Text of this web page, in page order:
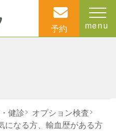
予約 menu
健診> オプション検査>
になる方、輸血歴がある方